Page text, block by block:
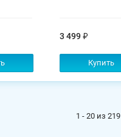
3 499
Купить
1 - 20 из 219